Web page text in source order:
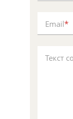
Email*
Текст